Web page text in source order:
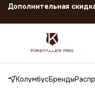
Скидка 45% на все
КолумбусБренды